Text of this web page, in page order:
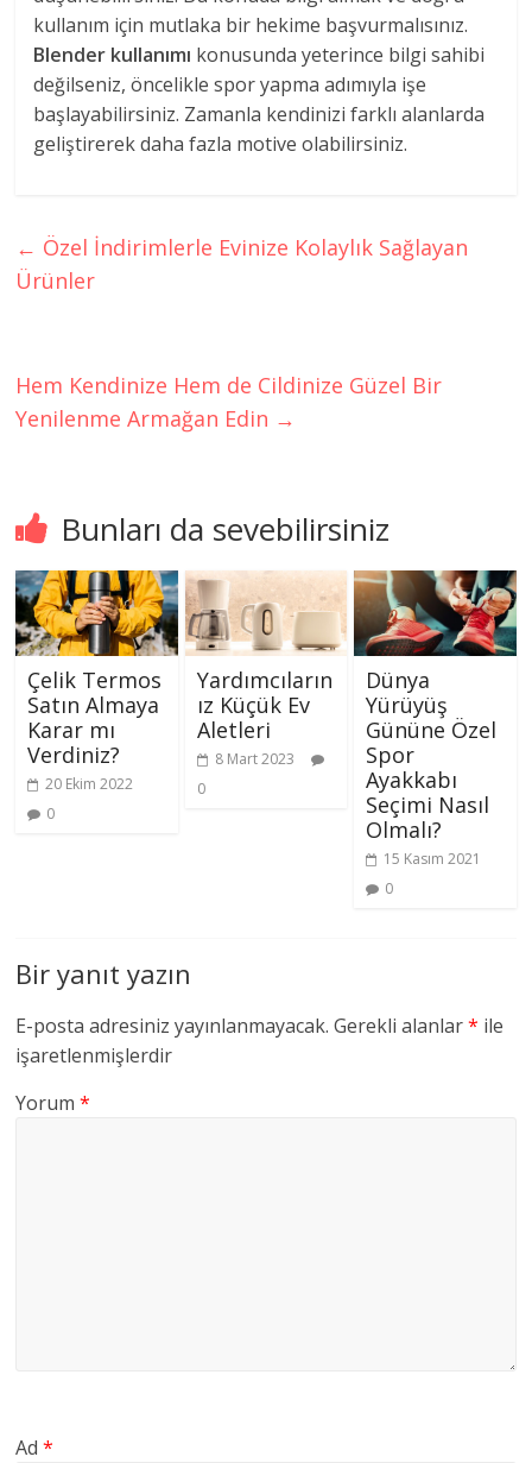
kullanım için mutlaka bir hekime başvurmalısınız.
Blender kullanımı konusunda yeterince bilgi sahibi
değilseniz, öncelikle spor yapma adımıyla işe
başlayabilirsiniz. Zamanla kendinizi farklı alanlarda
geliştirerek daha fazla motive olabilirsiniz.
← Özel İndirimlerle Evinize Kolaylık Sağlayan
Ürünler
Hem Kendinize Hem de Cildinize Güzel Bir
Yenilenme Armağan Edin →
Bunları da sevebilirsiniz
Çelik Termos
Satın Almaya
Karar mı
Verdiniz?
20 Ekim 2022
0
Yardımcıların
ız Küçük Ev
Aletleri
8 Mart 2023
0
Dünya
Yürüyüş
Gününe Özel
Spor
Ayakkabı
Seçimi Nasıl
Olmalı?
15 Kasım 2021
0
Bir yanıt yazın
E-posta adresiniz yayınlanmayacak. Gerekli alanlar* ile
işaretlenmişlerdir
Yorum*
Ad*